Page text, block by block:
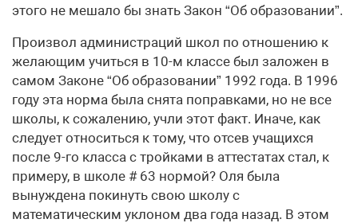
этого не мешало бы знать Закон “Об образовании”.
Произвол администраций школ по отношению к
желающим учиться в 10-м классе был заложен в
самом Законе “Об образовании” 1992 года. В 1996
году эта норма была снята поправками, но не все
школы, к сожалению, учли этот факт. Иначе, как
следует относиться к тому, что отсев учащихся
после 9-го класса с тройками в аттестатах стал, к
примеру, в школе # 63 нормой? Оля была
вынуждена покинуть свою школу с
математическим уклоном два года назад. В этом